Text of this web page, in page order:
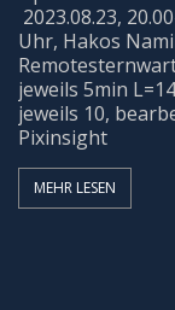
2023.08.23,
Uhr, Hakos
jeweils 5min
jeweils 10,
Pixinsight
MEHR LESEN